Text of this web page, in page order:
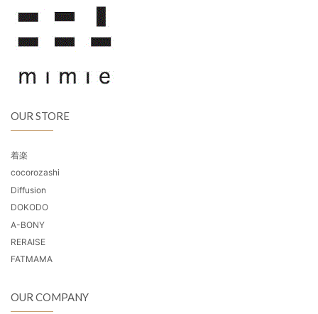
OUR STORE
着楽
cocorozashi
Diffusion
DOKODO
A-BONY
RERAISE
FATMAMA
OUR COMPANY